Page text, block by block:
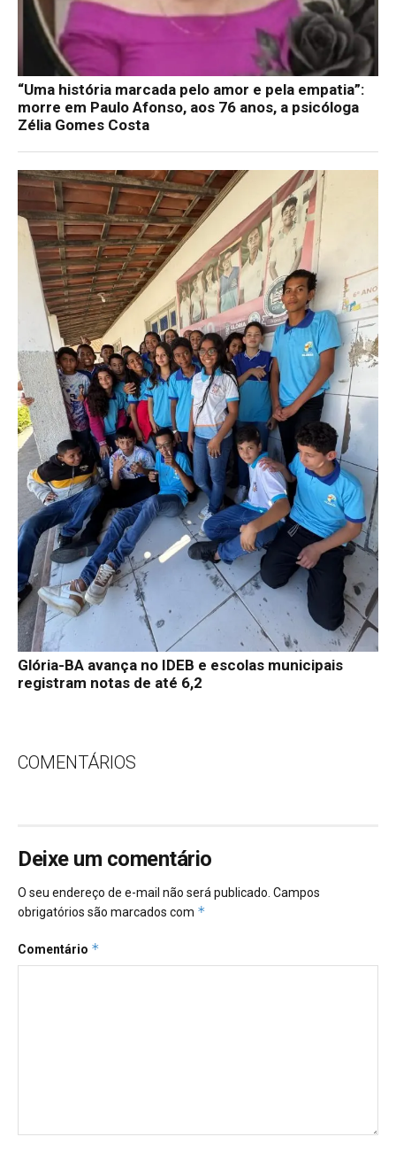
“Uma história marcada pelo amor e pela empatia”:
morre em Paulo Afonso, aos 76 anos, a psicóloga
Zélia Gomes Costa
Glória-BA avança no IDEB e escolas municipais
registram notas de até 6,2
COMENTÁRIOS
Deixe um comentário
O seu endereço de e-mail não será publicado. Campos
obrigatórios são marcados com *
Comentário *